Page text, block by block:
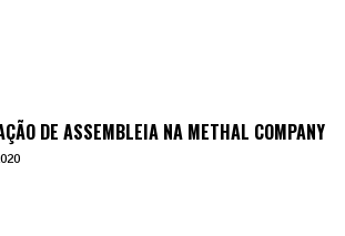
DE ASSEMBLEIA NA METHAL COMPANY